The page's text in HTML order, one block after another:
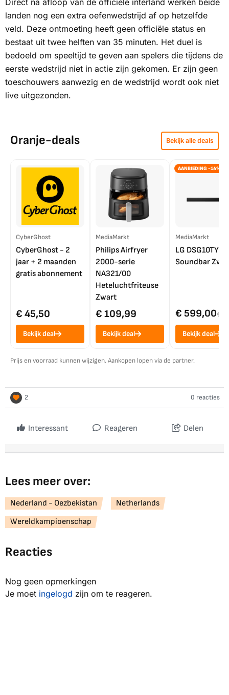
Direct na afloop van de officiële interland werken beide
landen nog een extra oefenwedstrijd af op hetzelfde
veld. Deze ontmoeting heeft geen officiële status en
bestaat uit twee helften van 35 minuten. Het duel is
bedoeld om speeltijd te geven aan spelers die tijdens de
eerste wedstrijd niet in actie zijn gekomen. Er zijn geen
toeschouwers aanwezig en de wedstrijd wordt ook niet
live uitgezonden.
Oranje-deals Bekijk alle deals
CyberGhost
CyberGhost - 2
jaar + 2 maanden
gratis abonnement
€ 45,50
Bekijk deal
MediaMarkt
Philips Airfryer
2000-serie
NA321/00
Heteluchtfriteuse
Zwart
€ 109,99
Bekijk deal
AANBIEDING -14%
MediaMarkt
LG DSG10TY
Soundbar
€ 599,00€
Bekijk deal
Prijs en voorraad kunnen wijzigen. Aankopen lopen via de partner.
2 0 reacties
Interessant Reageren Delen
Lees meer over:
Nederland - Oezbekistan
Netherlands
Wereldkampioenschap
Reacties
Nog geen opmerkingen
Je moet ingelogd zijn om te reageren.